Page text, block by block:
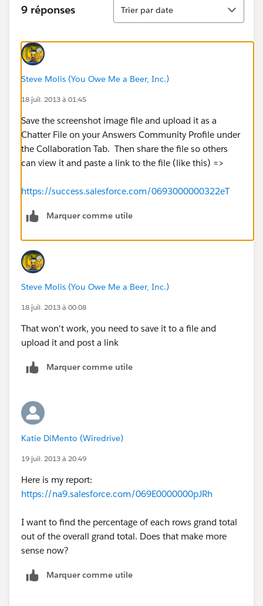
9 réponses
Tri
Trier par date
Steve Molis (You Owe Me a Beer, Inc.)
18 juil. 2013 à 01:45
Save the screenshot image file and upload it as a
Chatter File on your Answers Community Profile under
the Collaboration Tab. Then share the file so others
can view it and paste a link to the file (like this) =>
https://success.salesforce.com/0693000000322eT
Marquer comme utile
Steve Molis (You Owe Me a Beer, Inc.)
18 juil. 2013 à 00:08
That won't work, you need to save it to a file and
upload it and post a link
Marquer comme utile
Katie DiMento (Wiredrive)
19 juil. 2013 à 20:49
Here is my report:
https://na9.salesforce.com/069E0000000pJRh
I want to find the percentage of each rows grand total
out of the overall grand total. Does that make more
sense now?
Marquer comme utile